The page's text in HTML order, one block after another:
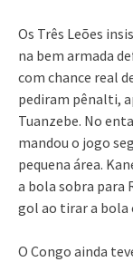
Os Três Leões
na bem armada
com chance real
pediram pênalti,
Tuanzebe. No
mandou o jogo
pequena área.
a bola sobra para
gol ao tirar a bola
O Congo ainda